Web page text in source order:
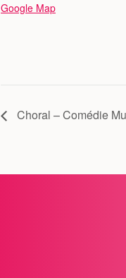
Google Map
Choral – Comédie